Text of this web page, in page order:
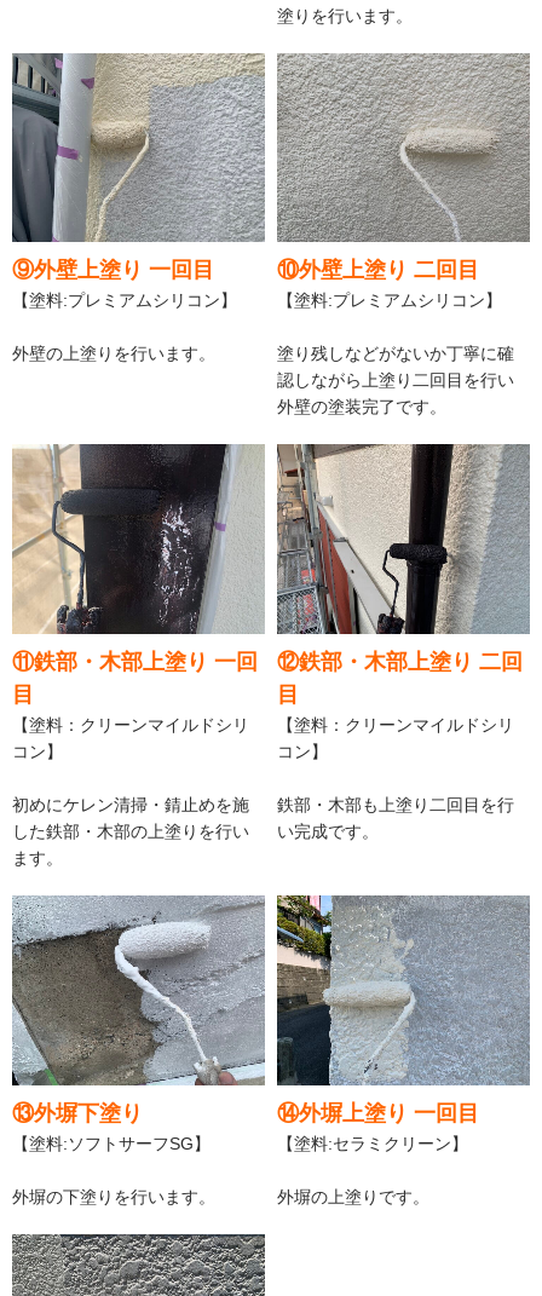
塗りを行います。
⑨外壁上塗り 一回目
【塗料:プレミアムシリコン】
外壁の上塗りを行います。
⑩外壁上塗り 二回目
【塗料:プレミアムシリコン】
塗り残しなどがないか丁寧に確
認しながら上塗り二回目を行い
外壁の塗装完了です。
⑪鉄部・木部上塗り 一回
目
【塗料：クリーンマイルドシリ
コン】
初めにケレン清掃・錆止めを施
した鉄部・木部の上塗りを行い
ます。
⑫鉄部・木部上塗り 二回
目
【塗料：クリーンマイルドシリ
コン】
鉄部・木部も上塗り二回目を行
い完成です。
⑬外塀下塗り
【塗料:ソフトサーフSG】
外塀の下塗りを行います。
⑭外塀上塗り 一回目
【塗料:セラミクリーン】
外塀の上塗りです。